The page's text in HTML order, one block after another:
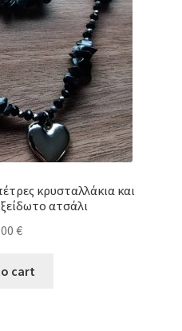
κρυσταλλάκια και
ατσάλι
€
cart